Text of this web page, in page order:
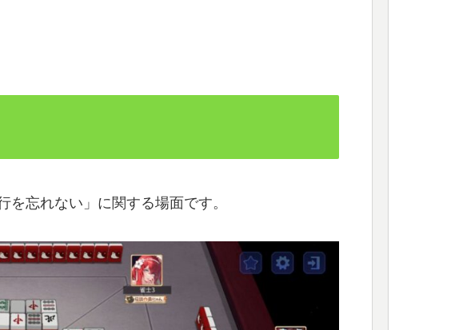
忘れない」に関する場面です。